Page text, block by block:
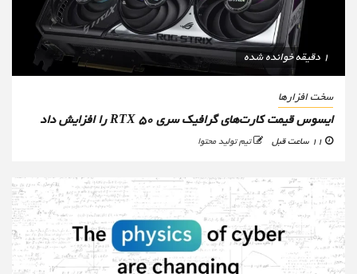
سخت افزارها
ایسوس قیمت کارت‌های گرافیک سری RTX 50 را افزایش داد
تیم تولید محتوا